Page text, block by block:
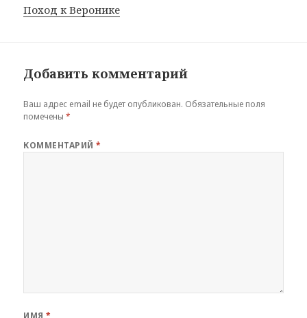
Поход к Веронике
Добавить комментарий
Ваш адрес email не будет опубликован. Обязательные поля
помечены*
КОММЕНТАРИЙ*